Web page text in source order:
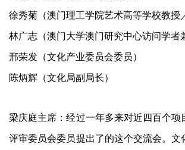
徐秀菊（澳门理工学院艺术高等学校教授
林广志（澳门大学澳门研究中心访问学者
邢荣发（文化产业委员会委员）
陈炳辉（文化局副局长）
梁庆庭主席：经过一年多来对近四百个项
评审委员会委员提出了的这个交流会。文